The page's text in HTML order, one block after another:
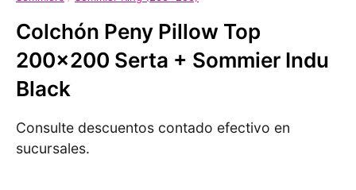
Colchón Peny Pillow Top
200x200 Serta + Sommier Indu
Black
Consulte descuentos contado efectivo en
sucursales.